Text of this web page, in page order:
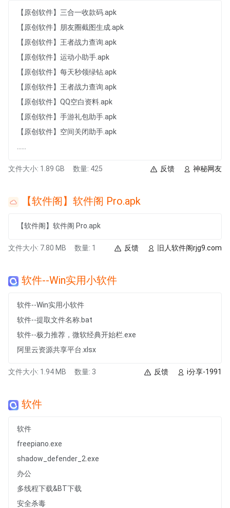
【原创软件】三合一收款码.apk
【原创软件】朋友圈截图生成.apk
【原创软件】王者战力查询.apk
【原创软件】运动小助手.apk
【原创软件】每天秒领绿钻.apk
【原创软件】王者战力查询.apk
【原创软件】QQ空白资料.apk
【原创软件】手游礼包助手.apk
【原创软件】空间关闭助手.apk
文件大小: 1.89 GB 数量: 425 神秘网友
反馈
【软件阁】软件阁 Pro.apk
【软件阁】软件阁 Pro.apk
文件大小: 7.80 MB 数量: 1 旧人软件阁rjg9.com
反馈
软件--Win实用小软件
软件--Win实用小软件
软件--提取文件名称.bat
软件--极力推荐，微软经典开始栏.exe
阿里云资源共享平台.xlsx
文件大小: 1.94 MB 数量: 3 i分享-1991
反馈
软件
软件
freepiano.exe
shadow_defender_2.exe
办公
多线程下载&BT下载
安全杀毒